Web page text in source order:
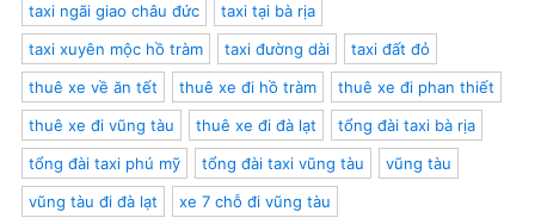
taxi ngãi giao châu đức
taxi tại bà rịa
taxi xuyên mộc hồ tràm
taxi đường dài
taxi đất đỏ
thuê xe về ăn tết
thuê xe đi hồ tràm
thuê xe đi phan thiết
thuê xe đi vũng tàu
thuê xe đi đà lạt
tổng đài taxi bà rịa
tổng đài taxi phú mỹ
tổng đài taxi vũng tàu
vũng tàu
vũng tàu đi đà lạt
xe 7 chỗ đi vũng tàu